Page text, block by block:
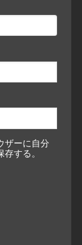
ザーに自分
する。